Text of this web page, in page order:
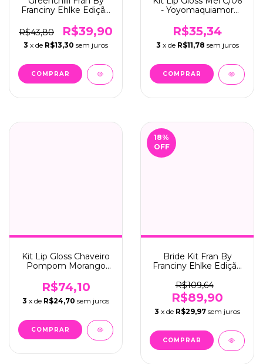
Franciny Ehlke Edição
(50204)
R$43,80 R$39,90
3 x de R$13,30 sem juros
- Yoyomaquiamor
R$35,34
3 x de R$11,78 sem juros
Kit Lip Gloss Chaveiro
Pompom Morango
Yoyomaquiamor (YYC-
0066)
R$74,10
3 x de R$24,70 sem juros
18%
OFF
Bride Kit Fran By
Franciny Ehlke Edição
(12108)
R$109,64
R$89,90
3 x de R$29,97 sem juros